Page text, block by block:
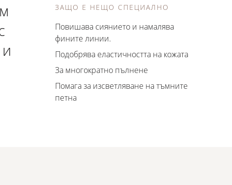
ЗАЩО Е НЕЩО СПЕЦИАЛНО
Повишава сиянието и намалява
фините линии.
Подобрява еластичността на кожата
За многократно пълнене
Помага за изсветляване на тъмните
петна